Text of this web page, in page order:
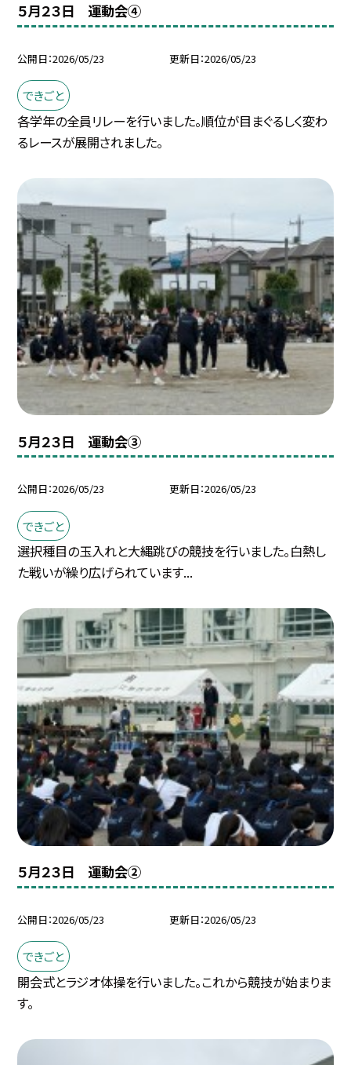
５月２３日 運動会④
公開日 2026/05/23 更新日 2026/05/23
できごと
各学年の全員リレーを行いました。順位が目まぐるしく変わ
るレースが展開されました。
５月２３日 運動会③
公開日 2026/05/23 更新日 2026/05/23
できごと
選択種目の玉入れと大縄跳びの競技を行いました。白熱し
た戦いが繰り広げられています...
５月２３日 運動会②
公開日 2026/05/23 更新日 2026/05/23
できごと
開会式とラジオ体操を行いました。これから競技が始まりま
す。